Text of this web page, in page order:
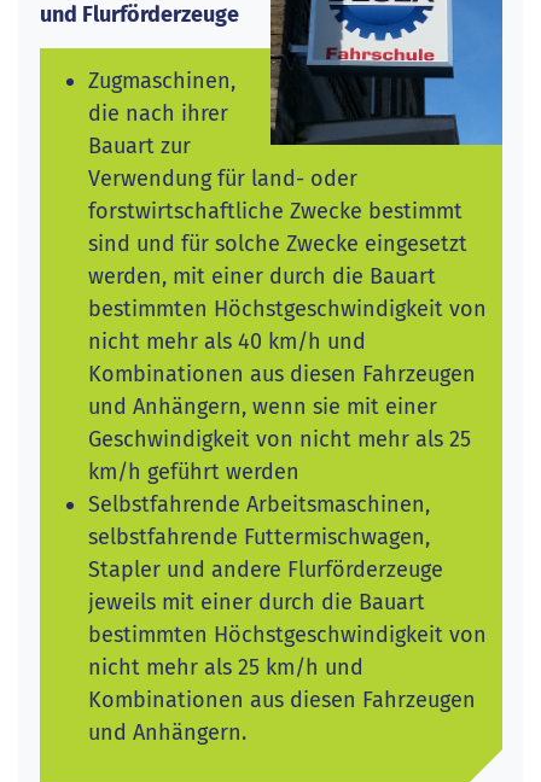
und Flurförderzeuge
Zugmaschinen,
die nach ihrer
Bauart zur
Verwendung für land- oder
forstwirtschaftliche Zwecke bestimmt
sind und für solche Zwecke eingesetzt
werden, mit einer durch die Bauart
bestimmten Höchstgeschwindigkeit von
nicht mehr als 40 km/h und
Kombinationen aus diesen Fahrzeugen
und Anhängern, wenn sie mit einer
Geschwindigkeit von nicht mehr als 25
km/h geführt werden
Selbstfahrende Arbeitsmaschinen,
selbstfahrende Futtermischwagen,
Stapler und andere Flurförderzeuge
jeweils mit einer durch die Bauart
bestimmten Höchstgeschwindigkeit von
nicht mehr als 25 km/h und
Kombinationen aus diesen Fahrzeugen
und Anhängern.